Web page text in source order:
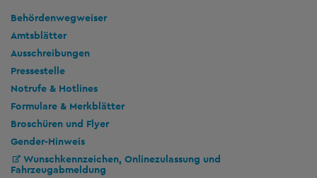
Behördenwegweiser
Amtsblätter
Ausschreibungen
Pressestelle
Notrufe & Hotlines
Formulare & Merkblätter
Broschüren und Flyer
Gender-Hinweis
Wunschkennzeichen, Onlinezulassung und
Fahrzeugabmeldung